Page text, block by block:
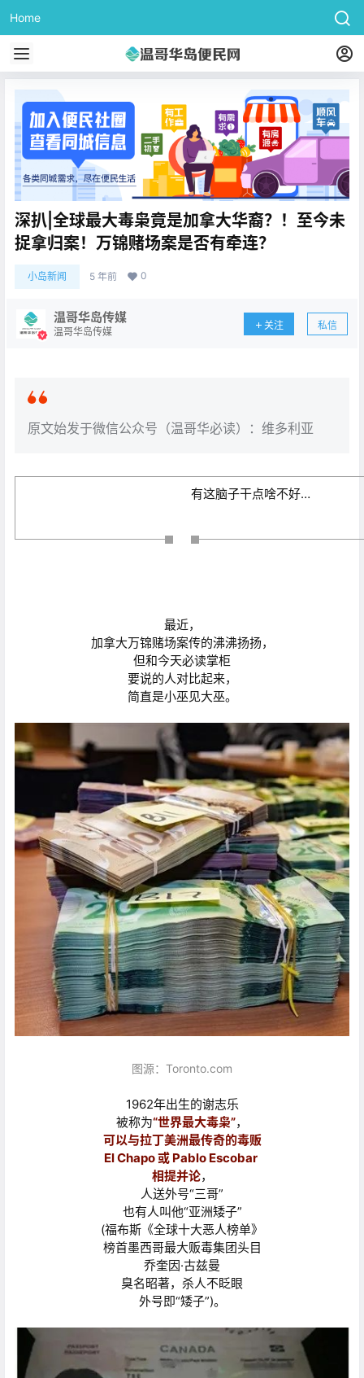
Home
深扒|全球最大毒枭竟是加拿大华裔？！至今未
捉拿归案！万锦赌场案是否有牵连？
小岛新闻 5 年前 0
温哥华岛传媒
温哥华岛传媒
关注 私信
原文始发于微信公众号（温哥华必读）：维多利亚
有这脑子干点啥不好…
最近，
加拿大万锦赌场案传的沸沸扬扬，
但和今天必读掌柜
要说的人对比起来，
简直是小巫见大巫。
图源：Toronto.com
1962年出生的谢志乐
被称为“世界最大毒枭”，
可以与拉丁美洲最传奇的毒贩
El Chapo 或 Pablo Escobar
相提并论，
人送外号“三哥”
也有人叫他“亚洲矮子”
(福布斯《全球十大恶人榜单》
榜首墨西哥最大贩毒集团头目
乔奎因·古兹曼
臭名昭著， 杀人不眨眼
外号即“矮子”)。